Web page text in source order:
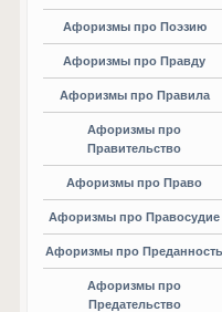
Афоризмы про Поэзию
Афоризмы про Правду
Афоризмы про Правила
Афоризмы про
Правительство
Афоризмы про Право
Афоризмы про Правосудие
Афоризмы про Преданность
Афоризмы про
Предательство